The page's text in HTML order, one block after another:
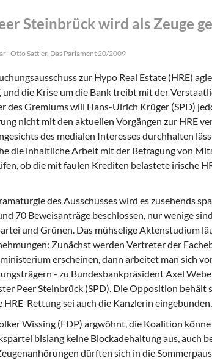
Steinbrück wird als Zeuge
Otto Sattler, Das Parlament 20/2009
zur Hypo Real Estate (HRE)
und die Krise um die Bank treibt mit der
des Gremiums will Hans-Ulrich Krüger (SPD)
nicht mit den aktuellen Vorgängen zur HRE
des medialen Interesses durchhalten
die inhaltliche Arbeit mit der Befragung von
ob die mit faulen Krediten belastete irische
des Ausschusses wird es zusehends
70 Beweisanträge beschlossen, nur wenige
und Grünen. Das mühselige Aktenstudium
Zunächst werden Vertreter der
erscheinen, dann arbeitet man sich
- zu Bundesbankpräsident Axel
Peer Steinbrück (SPD). Die Opposition behält
HRE-Rettung sei auch die Kanzlerin
Wissing (FDP) argwöhnt, die Koalition
bislang keine Blockadehaltung aus, auch
dürften sich in die